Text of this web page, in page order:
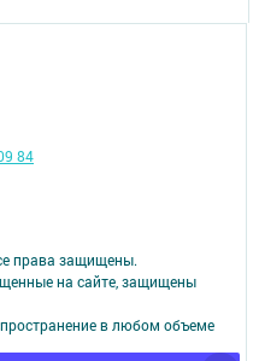
права защищены.
на сайте, защищены
в любом объеме
84